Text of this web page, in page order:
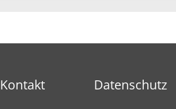
Kontakt Datenschutz